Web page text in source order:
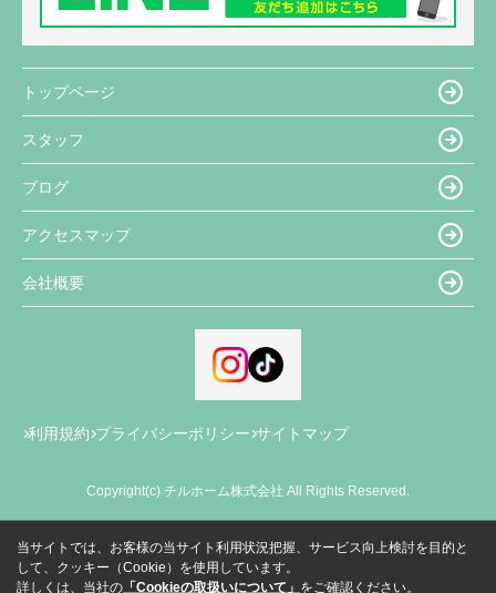
トップページ
スタッフ
ブログ
アクセスマップ
会社概要
利用規約 プライバシーポリシー サイトマップ
Copyright(c) チルホーム株式会社 All Rights Reserved.
当サイトでは、お客様の当サイト利用状況把握、サービス向上検討を目的と
して、クッキー（Cookie）を使用しています。
詳しくは、当社の 「Cookieの取扱いについて」 をご確認ください。